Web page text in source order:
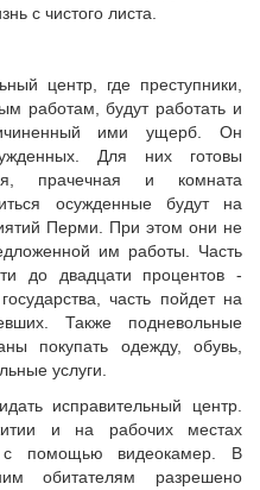
с чистого листа.
центр, где преступники,
работам, будут работать и
ими ущерб. Он
Для них готовы
прачечная и комната
осужденные будут на
Перми. При этом они не
им работы. Часть
до двадцати процентов -
часть пойдет на
Также подневольные
покупать одежду, обувь,
услуги.
исправительный центр.
и на рабочих местах
с помощью видеокамер. В
обитателям разрешено